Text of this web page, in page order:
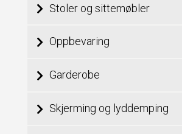
Stoler og sittemøbler
Oppbevaring
Garderobe
Skjerming og lyddemping